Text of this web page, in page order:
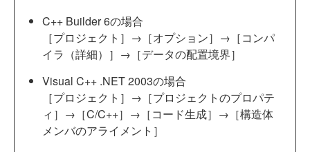
C++ Builder 6の場合
［プロジェクト］→［オプション］→［コンパ
イラ（詳細）］→［データの配置境界］
Visual C++ .NET 2003の場合
［プロジェクト］→［プロジェクトのプロパテ
ィ］→［C/C++］→［コード生成］→［構造体
メンバのアライメント］